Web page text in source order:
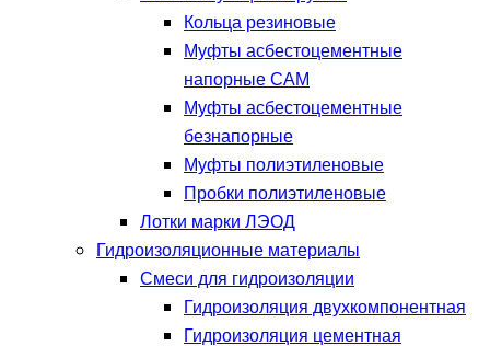
Кольца резиновые
Муфты асбестоцементные
напорные САМ
Муфты асбестоцементные
безнапорные
Муфты полиэтиленовые
Пробки полиэтиленовые
Лотки марки ЛЭОД
Гидроизоляционные материалы
Смеси для гидроизоляции
Гидроизоляция двухкомпонентная
Гидроизоляция цементная